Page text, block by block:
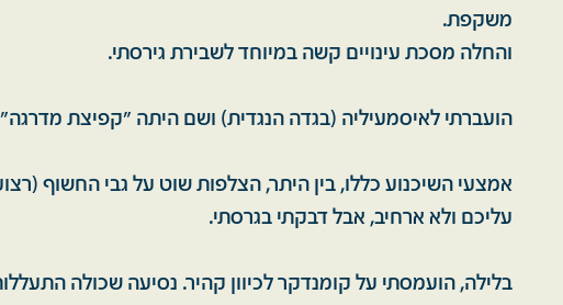
משקפת.
והחלה מסכת עינויים קשה במיוחד לשבירת גירסתי.
הועברתי לאיסמעיליה (בגדה הנגדית) ושם היתה "קפיצת מדרגה"
אמצעי השיכנוע כללו, בין היתר, הצלפות שוט על גבי החשוף
עליכם ולא ארחיב, אבל דבקתי בגרסתי.
בלילה, הועמסתי על קומנדקר לכיוון קהיר. נסיעה שכולה